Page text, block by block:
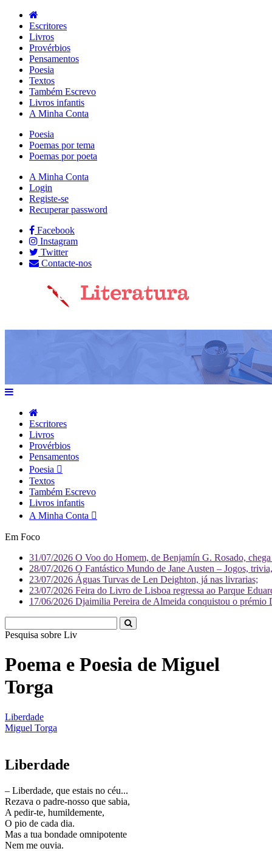
Escritores
Livros
Provérbios
Pensamentos
Poesia
Textos
Também Escrevo
Livros infantis
A Minha Conta
Poesia
Poemas por tema
Poemas por poeta
A Minha Conta
Login
Registe-se
Recuperar password
Facebook
Instagram
Twitter
Contacte-nos
Escritores
Livros
Provérbios
Pensamentos
Poesia
Textos
Também Escrevo
Livros infantis
A Minha Conta
Em Foco
31/07/2026 O Voo do Homem, de Benjamín G. Rosado,
28/07/2026 O Fantástico Mundo de Jane Austen – Jogos,
23/07/2026 Águas Turvas de Len Deighton, já nas livrarias;
23/07/2026 Feira do Livro de Lisboa regressa ao Parque
17/06/2026 Djaimilia Pereira de Almeida conquistou o
Pesquisa sobre Literatura
Poema e Poesia de Miguel
Torga
Liberdade
Miguel Torga
Liberdade
– Liberdade, que estais no céu...
Rezava o padre-nosso que sabia,
A pedir-te, humildemente,
O pio de cada dia.
Mas a tua bondade omnipotente
Nem me ouvia.